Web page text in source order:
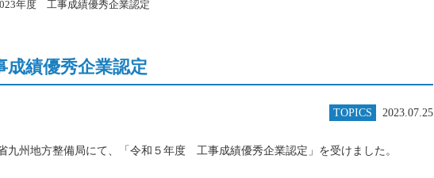
年度 工事成績優秀企業認定
績優秀企業認定
TOPICS 2023.07.25
九州地方整備局にて、「令和５年度 工事成績優秀企業認定」を受けました。